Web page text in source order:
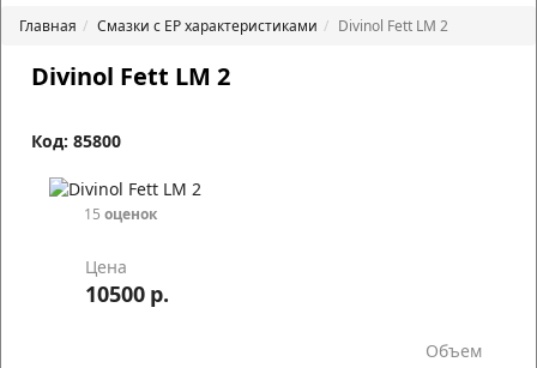
Главная Смазки с EP характеристиками Divinol Fett LM 2
Divinol Fett LM 2
Код: 85800
15 оценок
Цена
10500 р.
Объем